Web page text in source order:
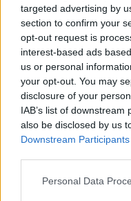
targeted advertising by
section to confirm your
opt-out request is
interest-based ads
us or personal
your opt-out. You may
disclosure of your
IAB’s list of
also be disclosed by us
Downstream Participants
Personal Data
Rozwiń